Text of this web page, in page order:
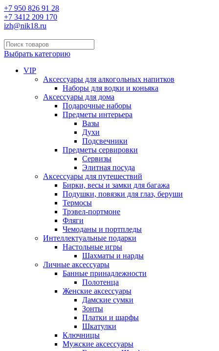
+7 950 826 91 28
+7 3412 209 170
izh@nik18.ru
Выбрать категорию
VIP
Аксессуары для алкогольных напитков
Наборы для водки и коньяка
Аксессуары для дома
Подарочные наборы
Предметы интерьера
Вазы
Духи
Подсвечники
Предметы сервировки
Сервизы
Элитная посуда
Аксессуары для путешествий
Бирки, весы и замки для багажа
Подушки, повязки для глаз, беруши
Термосы
Трэвел-портмоне
Фляги
Чемоданы и портпледы
Интеллектуальные подарки
Настольные игры
Шахматы и нарды
Личные аксессуары
Банные принадлежности
Полотенца
Женские аксессуары
Дамские сумки
Зонты
Платки и шарфы
Шкатулки
Ключницы
Мужские аксессуары